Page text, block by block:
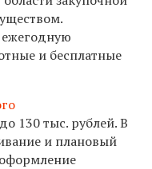
и бесплатные
130 тыс. рублей. В
и плановый